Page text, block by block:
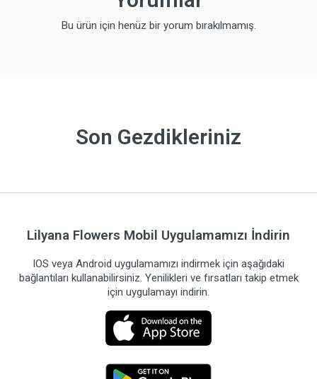
Bu ürün için henüz bir yorum bırakılmamış.
Son Gezdikleriniz
Lilyana Flowers Mobil Uygulamamızı İndirin
IOS veya Android uygulamamızı indirmek için aşağıdaki
bağlantıları kullanabilirsiniz. Yenilikleri ve fırsatları takip etmek
için uygulamayı indirin.